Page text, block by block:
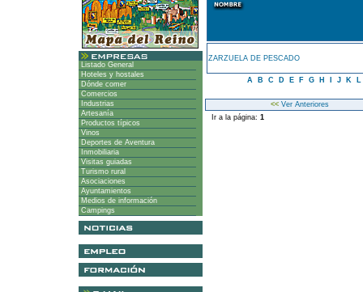
Listado General
Hoteles y hostales
Dónde comer
Comercios
Industrias
Artesanía
Productos típicos
Vinos
Deportes de Aventura
Inmobiliaria
Visitas guiadas
Turismo rural
Asociaciones
Ayuntamientos
Medios de información
Campings
ZARZUELA DE PESCADO
A B C D E F G H J K L
<<Ver Anteriores
Ir a la página: 1